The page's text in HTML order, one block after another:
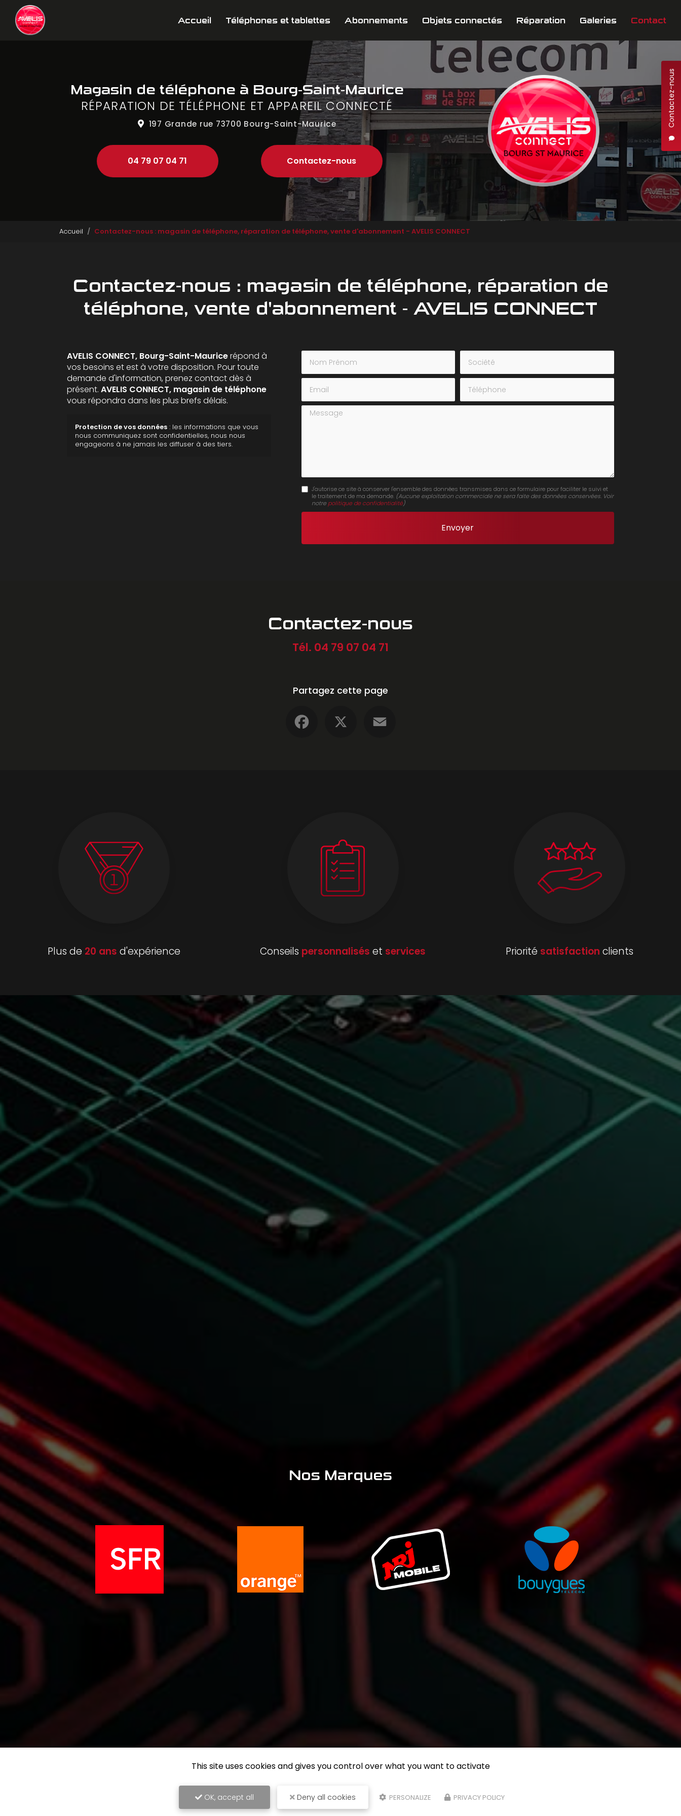
contenu
principal
Contactez-nous
Accueil
Téléphones et tablettes Abonnements Objets connectés Réparation Galeries Contact
Magasin de téléphone à Bourg-Saint-Maurice
RÉPARATION DE TÉLÉPHONE ET APPAREIL CONNECTÉ
197 Grande rue 73700 Bourg-Saint-Maurice
04 79 07 04 71 Contactez-nous
Accueil Contactez-nous : magasin de téléphone, réparation de téléphone, vente d'abonnement - AVELIS CONNECT
Contactez-nous : magasin de téléphone, réparation de
téléphone, vente d'abonnement - AVELIS CONNECT
AVELIS CONNECT, Bourg-Saint-Mauricerépond à
vos besoins et est à votre disposition. Pour toute
demande d'information, prenez contact dès à
présent. AVELIS CONNECT, magasin de téléphone
vous répondra dans les plus brefs délais.
Protection de vos données : les informations que vous
nous communiquez sont confidentielles, nous nous
engageons à ne jamais les diffuser à des tiers.
Nom Prénom Société
Email Téléphone
Message
J'autorise ce site à conserver l'ensemble des données transmises dans ce formulaire pour faciliter le suivi et
le traitement de ma demande. (Aucune exploitation commerciale ne sera faite des données conservées. Voir
notre politique de confidentialité)
Contactez-nous
Tél. 04 79 07 04 71
Partagez cette page
Plus de 20 ans d'expérience Conseils personnalisés et services Priorité satisfaction clients
Nos Marques
This site uses cookies and gives you control over what you want to activate
OK, accept all Deny all cookies PERSONALIZE PRIVACY POLICY